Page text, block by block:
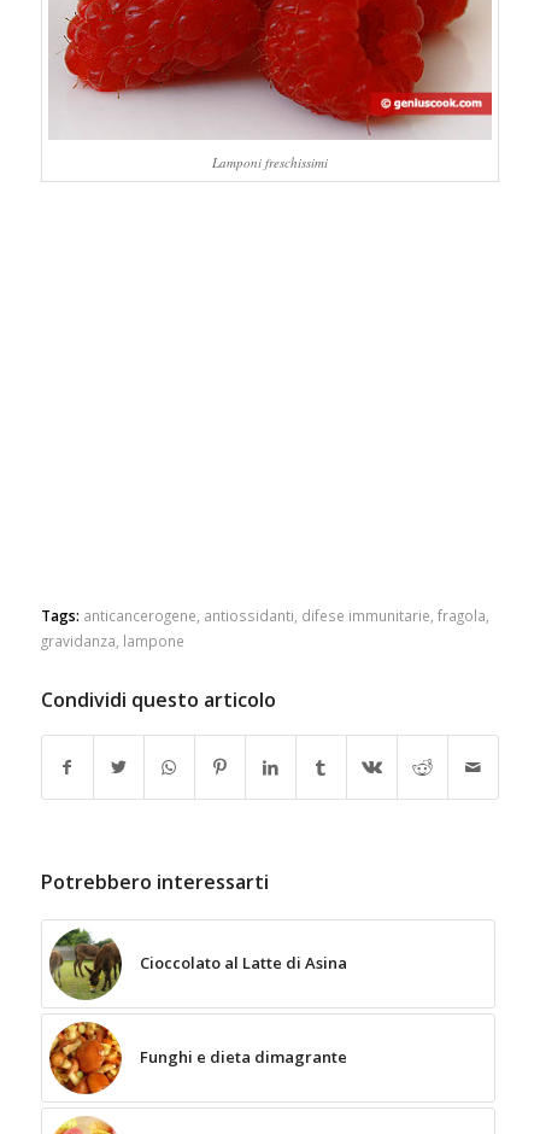
Lamponi freschissimi
Tags: anticancerogene, antiossidanti, difese immunitarie, fragola,
gravidanza, lampone
Condividi questo articolo
Potrebbero interessarti
Cioccolato al Latte di Asina
Funghi e dieta dimagrante